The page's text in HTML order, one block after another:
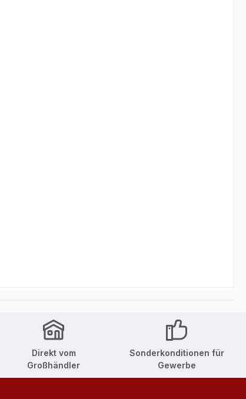
Direkt vom
Großhändler
Sonderkonditionen für
Gewerbe